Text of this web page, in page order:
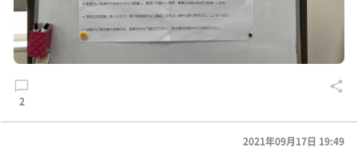
2
2021年09月17日 19:49